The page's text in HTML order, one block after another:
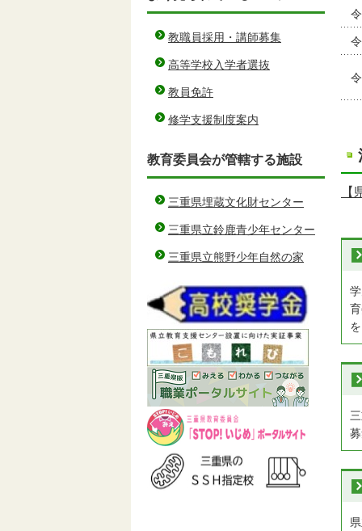
教職員採用・講師募集
高等学校入学者選抜
教員免許
修学支援制度案内
教育委員会が管轄する施設
三重県埋蔵文化財センター
三重県立鈴鹿青少年センター
三重県立熊野少年自然の家